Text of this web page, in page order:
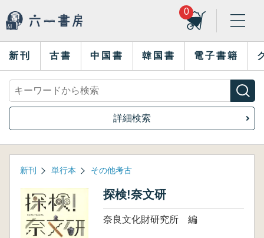
0
新刊 古書 中国書 韓国書 電子書籍
詳細検索
新刊 単行本 その他考古
探検!奈文研
奈良文化財研究所 編